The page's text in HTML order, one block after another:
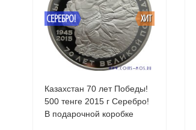
СЕРЕБРО! ХИТ
Казахстан 70 лет Победы!
500 тенге 2015 г Серебро!
В подарочной коробке